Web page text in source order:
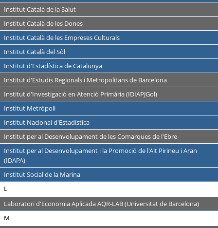
Institut Català de la Salut
Institut Català de les Dones
Institut Català de les Empreses Culturals
Institut Català del Sòl
Institut d'Estadística de Catalunya
Institut d'Estudis Regionals i Metropolitans de Barcelona
Institut d'Investigació en Atenció Primària (IDIAPJGol)
Institut Metròpoli
Institut Nacional d'Estadística
Institut per al Desenvolupament de les Comarques de l'Ebre
Institut per al Desenvolupament i la Promoció de l'Alt Pirineu i Aran
(IDAPA)
Institut Social de la Marina
L
Laboratori d'Economia Aplicada AQR-LAB (Universitat de Barcelona)
M